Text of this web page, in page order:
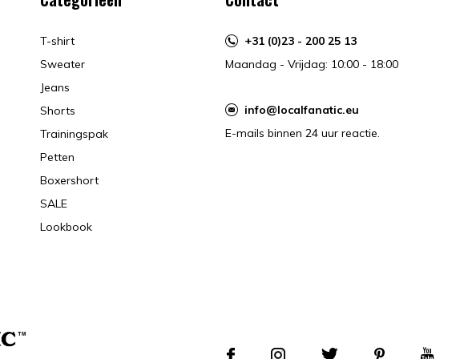
T-shirt
Sweater
Jeans
Shorts
Trainingspak
Petten
Boxershort
SALE
Lookbook
+31 (0)23 - 200 25 13
Maandag - Vrijdag: 10:00 - 18:00
info@localfanatic.eu
E-mails binnen 24 uur reactie.